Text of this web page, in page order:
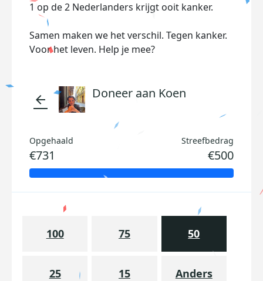
1 op de 2 Nederlanders krijgt ooit kanker.
Samen maken we het verschil. Tegen kanker.
Voor het leven. Help je mee?
arrow_back Doneer aan Koen
Opgehaald
€731
Streefbedrag
€500
100 75 50
25 15 Anders